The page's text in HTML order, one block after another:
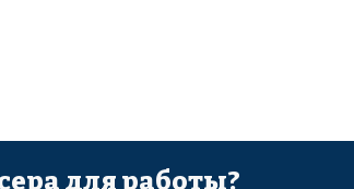
для работы?